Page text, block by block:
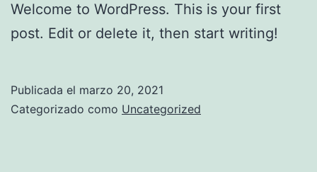
Welcome to WordPress. This is your first
post. Edit or delete it, then start writing!
Publicada el marzo 20, 2021
Categorizado como Uncategorized